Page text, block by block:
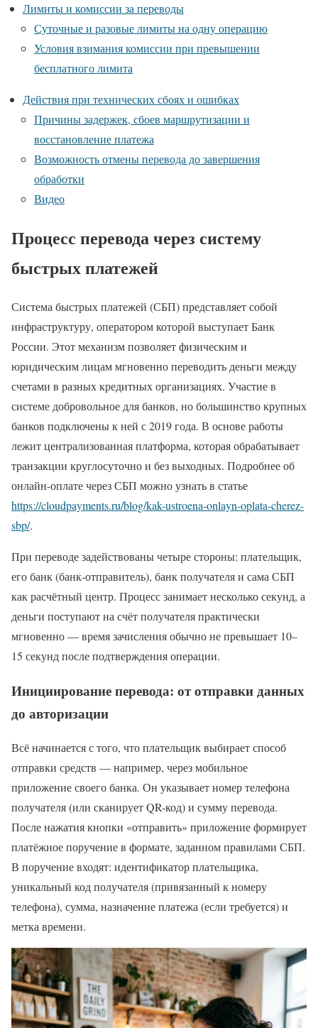
Лимиты и комиссии за переводы
Суточные и разовые лимиты на одну операцию
Условия взимания комиссии при превышении
бесплатного лимита
Действия при технических сбоях и ошибках
Причины задержек, сбоев маршрутизации и
восстановление платежа
Возможность отмены перевода до завершения
обработки
Видео
Процесс перевода через систему
быстрых платежей
Система быстрых платежей (СБП) представляет собой
инфраструктуру, оператором которой выступает Банк
России. Этот механизм позволяет физическим и
юридическим лицам мгновенно переводить деньги между
счетами в разных кредитных организациях. Участие в
системе добровольное для банков, но большинство крупных
банков подключены к ней с 2019 года. В основе работы
лежит централизованная платформа, которая обрабатывает
транзакции круглосуточно и без выходных. Подробнее об
онлайн-оплате через СБП можно узнать в статье
https://cloudpayments.ru/blog/kak-ustroena-onlayn-oplata-cherez-
sbp/.
При переводе задействованы четыре стороны: плательщик,
его банк (банк-отправитель), банк получателя и сама СБП
как расчётный центр. Процесс занимает несколько секунд, а
деньги поступают на счёт получателя практически
мгновенно — время зачисления обычно не превышает 10–
15 секунд после подтверждения операции.
Инициирование перевода: от отправки данных
до авторизации
Всё начинается с того, что плательщик выбирает способ
отправки средств — например, через мобильное
приложение своего банка. Он указывает номер телефона
получателя (или сканирует QR-код) и сумму перевода.
После нажатия кнопки «отправить» приложение формирует
платёжное поручение в формате, заданном правилами СБП.
В поручение входят: идентификатор плательщика,
уникальный код получателя (привязанный к номеру
телефона), сумма, назначение платежа (если требуется) и
метка времени.